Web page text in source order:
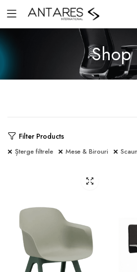
Shop
Filter Products
Șterge filtrele Mese & Birouri